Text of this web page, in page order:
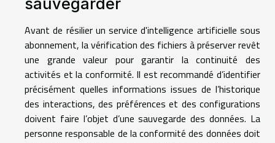
sauvegarder
Avant de résilier un service d'intelligence artificielle sous
abonnement, la vérification des fichiers à préserver revêt
une grande valeur pour garantir la continuité des
activités et la conformité. Il est recommandé d’identifier
précisément quelles informations issues de l’historique
des interactions, des préférences et des configurations
doivent faire l’objet d’une sauvegarde des données. La
personne responsable de la conformité des données doit